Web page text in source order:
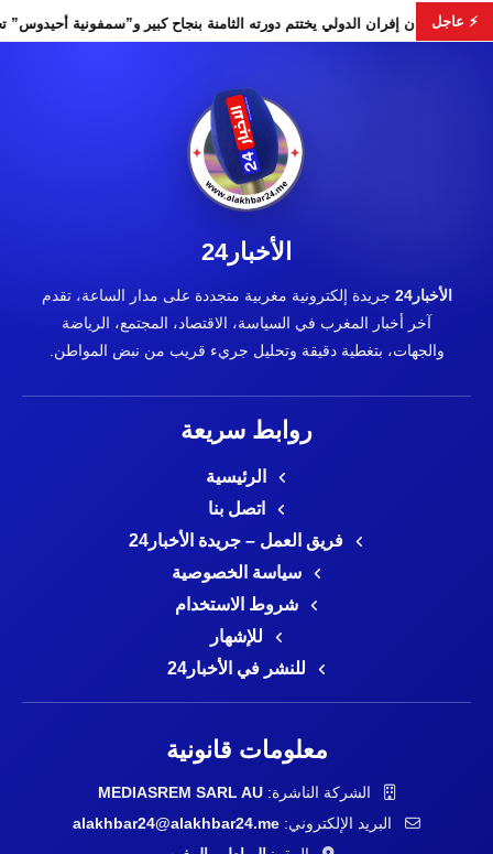
⚡ عاجل
الأمن مهرجان إفران الدولي يختتم دورته الثامنة بنجاح كبير
الأخبار24
الأخبار24
جريدة إلكترونية مغربية متجددة على مدار الساعة، تقدم
آخر أخبار المغرب في السياسة، الاقتصاد، المجتمع، الرياضة
والجهات، بتغطية دقيقة وتحليل جريء قريب من نبض المواطن.
روابط سريعة
الرئيسية
اتصل بنا
فريق العمل – جريدة الأخبار24
سياسة الخصوصية
شروط الاستخدام
للإشهار
للنشر في الأخبار24
معلومات قانونية
الشركة الناشرة:MEDIASREM SARL AU
البريد الإلكتروني: alakhbar24@alakhbar24.me